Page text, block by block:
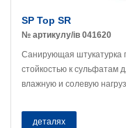
SP Top SR
№ артикулу/ів 041620
Санирующая штукатурка
стойкостью к сульфатам
влажную и солевую
деталях